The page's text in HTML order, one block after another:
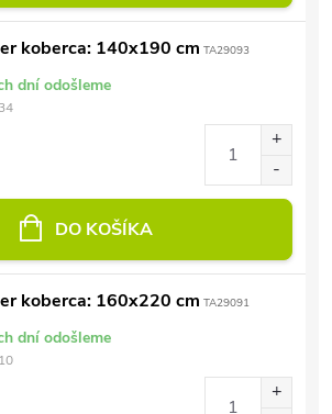
koberca: 140x190 cm TA29093
dní odošleme
DO KOŠÍKA
koberca: 160x220 cm TA29091
dní odošleme